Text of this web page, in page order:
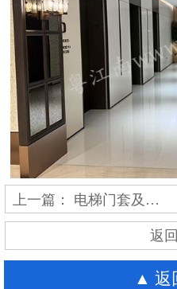
上一篇： 电梯门套及长城板
返
返